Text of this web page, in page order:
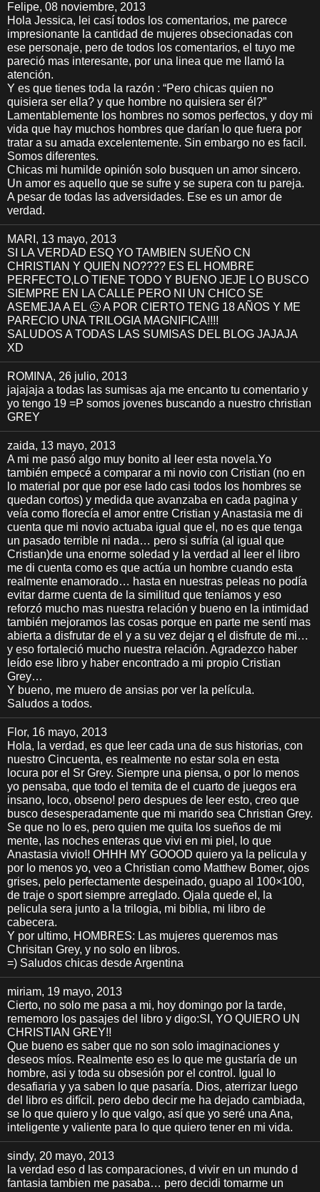
Felipe, 08 noviembre, 2013
Hola Jessica, lei casí todos los comentarios, me parece
impresionante la cantidad de mujeres obsecionadas con
ese personaje, pero de todos los comentarios, el tuyo me
pareció mas interesante, por una linea que me llamó la
atención.
Y es que tienes toda la razón : “Pero chicas quien no
quisiera ser ella? y que hombre no quisiera ser él?”
Lamentablemente los hombres no somos perfectos, y doy mi
vida que hay muchos hombres que darían lo que fuera por
tratar a su amada excelentemente. Sin embargo no es facil.
Somos diferentes.
Chicas mi humilde opinión solo busquen un amor sincero.
Un amor es aquello que se sufre y se supera con tu pareja.
A pesar de todas las adversidades. Ese es un amor de
verdad.
MARI , 13 mayo, 2013
SI LA VERDAD ESQ YO TAMBIEN SUEÑO CN
CHRISTIAN Y QUIEN NO???? ES EL HOMBRE
PERFECTO,LO TIENE TODO Y BUENO JEJE LO BUSCO
SIEMPRE EN LA CALLE PERO NI UN CHICO SE
ASEMEJA A EL 🙁 A POR CIERTO TENG 18 AÑOS Y ME
PARECIO UNA TRILOGIA MAGNIFICA!!!!
SALUDOS A TODAS LAS SUMISAS DEL BLOG JAJAJA
XD
ROMINA, 26 julio, 2013
jajajaja a todas las sumisas aja me encanto tu comentario y
yo tengo 19 =P somos jovenes buscando a nuestro christian
GREY
zaida, 13 mayo, 2013
A mi me pasó algo muy bonito al leer esta novela.Yo
también empecé a comparar a mi novio con Cristian (no en
lo material por que por ese lado casi todos los hombres se
quedan cortos) y medida que avanzaba en cada pagina y
veía como florecía el amor entre Cristian y Anastasia me di
cuenta que mi novio actuaba igual que el, no es que tenga
un pasado terrible ni nada… pero si sufría (al igual que
Cristian)de una enorme soledad y la verdad al leer el libro
me di cuenta como es que actúa un hombre cuando esta
realmente enamorado… hasta en nuestras peleas no podía
evitar darme cuenta de la similitud que teníamos y eso
reforzó mucho mas nuestra relación y bueno en la intimidad
también mejoramos las cosas porque en parte me sentí mas
abierta a disfrutar de el y a su vez dejar q el disfrute de mi…
y eso fortaleció mucho nuestra relación. Agradezco haber
leído ese libro y haber encontrado a mi propio Cristian
Grey…
Y bueno, me muero de ansias por ver la película.
Saludos a todos.
Flor, 16 mayo, 2013
Hola, la verdad, es que leer cada una de sus historias, con
nuestro Cincuenta, es realmente no estar sola en esta
locura por el Sr Grey. Siempre una piensa, o por lo menos
yo pensaba, que todo el temita de el cuarto de juegos era
insano, loco, obseno! pero despues de leer esto, creo que
busco desesperadamente que mi marido sea Christian Grey.
Se que no lo es, pero quien me quita los sueños de mi
mente, las noches enteras que vivi en mi piel, lo que
Anastasia vivio!! OHHH MY GOOOD quiero ya la pelicula y
por lo menos yo, veo a Christian como Matthew Bomer, ojos
grises, pelo perfectamente despeinado, guapo al 100×100,
de traje o sport siempre arreglado. Ojala quede el, la
pelicula sera junto a la trilogia, mi biblia, mi libro de
cabecera.
Y por ultimo, HOMBRES: Las mujeres queremos mas
Chrisitan Grey, y no solo en libros.
=) Saludos chicas desde Argentina
miriam, 19 mayo, 2013
Cierto, no solo me pasa a mi, hoy domingo por la tarde,
rememoro los pasajes del libro y digo:SI, YO QUIERO UN
CHRISTIAN GREY!!
Que bueno es saber que no son solo imaginaciones y
deseos míos. Realmente eso es lo que me gustaría de un
hombre, asi y toda su obsesión por el control. Igual lo
desafiaria y ya saben lo que pasaría. Dios, aterrizar luego
del libro es difícil. pero debo decir me ha dejado cambiada,
se lo que quiero y lo que valgo, así que yo seré una Ana,
inteligente y valiente para lo que quiero tener en mi vida.
sindy, 20 mayo, 2013
la verdad eso d las comparaciones, d vivir en un mundo d
fantasia tambien me pasaba… pero decidi tomarme un